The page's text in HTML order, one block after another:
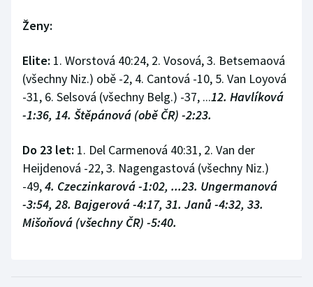
Ženy:
Elite: 1. Worstová 40:24, 2. Vosová, 3. Betsemaová
(všechny Niz.) obě -2, 4. Cantová -10, 5. Van Loyová
-31, 6. Selsová (všechny Belg.) -37, ...12. Havlíková
-1:36, 14. Štěpánová (obě ČR) -2:23.
Do 23 let: 1. Del Carmenová 40:31, 2. Van der
Heijdenová -22, 3. Nagengastová (všechny Niz.)
-49,4. Czeczinkarová -1:02, ...23. Ungermanová
-3:54, 28. Bajgerová -4:17, 31. Janů -4:32, 33.
Mišoňová (všechny ČR) -5:40.